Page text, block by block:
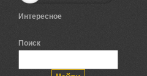
Интересное
Поиск